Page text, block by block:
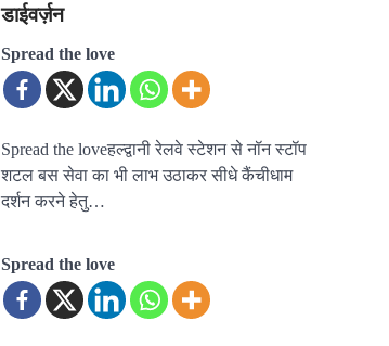
डाईवर्ज़न
Spread the love
Spread the loveहल्द्वानी रेलवे स्टेशन से नॉन स्टॉप
शटल बस सेवा का भी लाभ उठाकर सीधे कैंचीधाम
दर्शन करने हेतु…
Spread the love